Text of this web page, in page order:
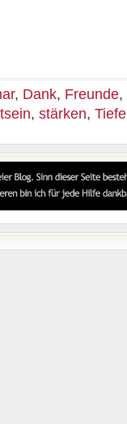
, Dank, Freunde,
, stärken, Tiefe